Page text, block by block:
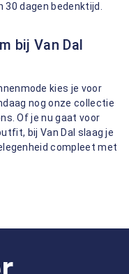
dagen bedenktijd.
bij Van Dal
kies je voor
nog onze collectie
Of je nu gaat voor
bij Van Dal slaag je
compleet met